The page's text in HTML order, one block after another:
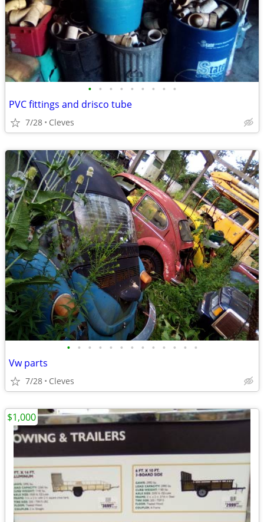
• • • • • • • • •
PVC fittings and drisco tube
7/28 Cleves
• • • • • • • • • • • • •
Vw parts
7/28 Cleves
$1,000